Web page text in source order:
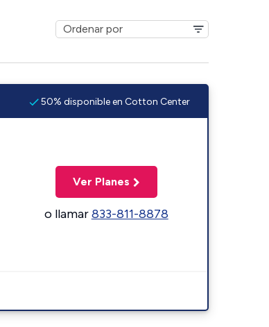
50% disponible en Cotton Center
Ver Planes
o llamar833-811-8878